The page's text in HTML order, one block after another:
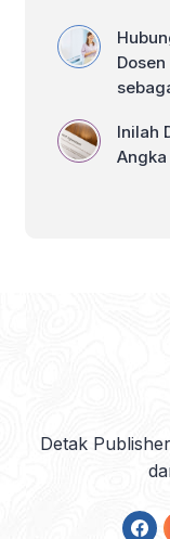
Inilah
Detak